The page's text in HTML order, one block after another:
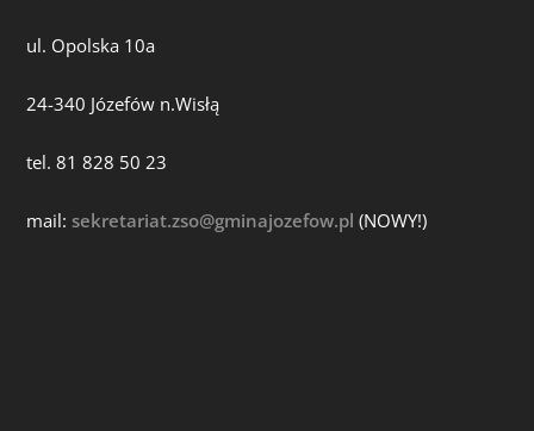
ul. Opolska 10a
24-340 Józefów n.Wisłą
tel. 81 828 50 23
mail:sekretariat.zso@gminajozefow.pl (NOWY!)